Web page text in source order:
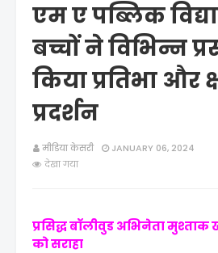
एम ए पब्लिक
बच्चों ने विभिन्न
किया प्रतिभा और
प्रदर्शन
मीडिया केसरी
JANUARY 06, 2024
देखा गया
प्रसिद्ध बॉलीवुड अभिनेता
को सराहा